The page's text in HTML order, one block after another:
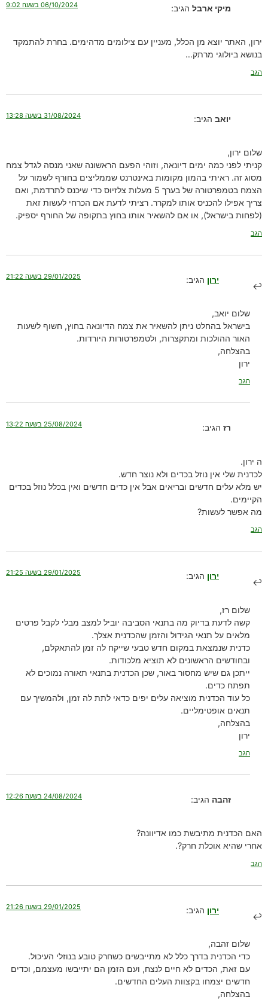
מיקי ארבל הגיב: 06/10/2024 בשעה 9:02
ירון, האתר יוצא מן הכלל, מעניין עם צילומים מדהימים. בחרת להתמקד
בנושא ביולוגי מרתק…
הגב
יואב הגיב: 31/08/2024 בשעה 13:28
שלום ירון,
קניתי לפני כמה ימים דיונאה, וזוהי הפעם הראשונה שאני מנסה לגדל צמח
מסוג זה. ראיתי בהמון מקומות באינטרנט שממליצים בחורף לשמור על
הצמח בטמפרטורה של בערך 5 מעלות צלזיוס כדי שיכנס לתרדמת, ואם
צריך אפילו להכניס אותו למקרר. רציתי לדעת אם הכרחי לעשות זאת
(לפחות בישראל), או אם להשאיר אותו בחוץ בתקופה של החורף יספיק.
הגב
ירון הגיב: 29/01/2025 בשעה 21:22
שלום יואב,
בישראל בהחלט ניתן להשאיר את צמח הדיונאה בחוץ, חשוף לשעות
האור ההולכות ומתקצרות, ולטמפרטורות היורדות.
בהצלחה,
ירון
הגב
רז הגיב: 25/08/2024 בשעה 13:22
ה ירון.
לכדנית שלי אין נוזל בכדים ולא נוצר חדש.
יש מלא עלים חדשים ובריאים אבל אין כדים חדשים ואין בכלל נוזל בכדים
הקיימים.
מה אפשר לעשות?
הגב
ירון הגיב: 29/01/2025 בשעה 21:25
שלום רז,
קשה לדעת בדיוק מה בתנאי הסביבה יוביל למצב מבלי לקבל פרטים
מלאים על תנאי הגידול והזמן שהכדנית אצלך.
כדנית שנמצאת במקום חדש טבעי שייקח לה זמן להתאקלם,
ובחודשים הראשונים לא תוציא מלכודות.
ייתכן גם שיש מחסור באור, שכן הכדנית בתנאי תאורה נמוכים לא
תפתח כדים.
כל עוד הכדנית מוציאה עלים יפים כדאי לתת לה זמן, ולהמשיך עם
תנאים אופטימליים.
בהצלחה,
ירון
הגב
זהבה הגיב: 24/08/2024 בשעה 12:26
האם הכדנית מתיבשת כמו אדיוונה?
אחרי שהיא אוכלת חרק?.
הגב
ירון הגיב: 29/01/2025 בשעה 21:26
שלום זהבה,
כדי הכדנית בדרך כלל לא מתייבשים כשחרק טובע בנוזלי העיכול.
עם זאת, הכדים לא חיים לנצח, ועם הזמן הם יתייבשו מעצמם, וכדים
חדשים יצמחו בקצוות העלים החדשים.
בהצלחה,